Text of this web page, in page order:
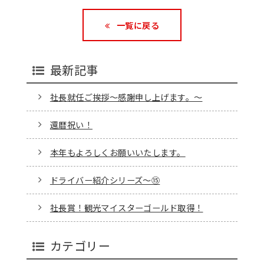
一覧に戻る
最新記事
社長就任ご挨拶～感謝申し上げます。～
還暦祝い！
本年もよろしくお願いいたします。
ドライバー紹介シリーズ～⑮
社長賞！観光マイスターゴールド取得！
カテゴリー